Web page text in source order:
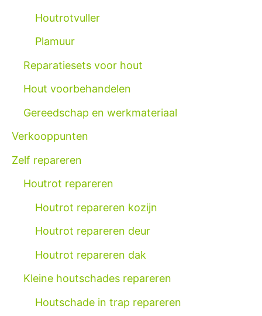
Houtrotvuller
Plamuur
Reparatiesets voor hout
Hout voorbehandelen
Gereedschap en werkmateriaal
Verkooppunten
Zelf repareren
Houtrot repareren
Houtrot repareren kozijn
Houtrot repareren deur
Houtrot repareren dak
Kleine houtschades repareren
Houtschade in trap repareren